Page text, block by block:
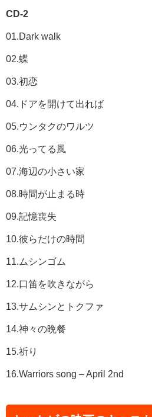
CD-2
01.Dark walk
02.蝶
03.初恋
04.ドアを開けて出れば
05.ウンタクのワルツ
06.光ってる風
07.海辺の小さい家
08.時間が止まる時
09.記憶喪失
10.彼らだけの時間
11.ムシンゴム
12.口笛を吹きながら
13.サムシンとトクファ
14.神々の晩餐
15.祈り
16.Warriors song – April 2nd